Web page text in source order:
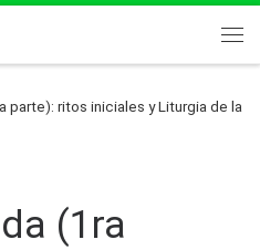
parte): ritos iniciales y Liturgia de la
(1ra